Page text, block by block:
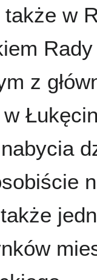
także w
z